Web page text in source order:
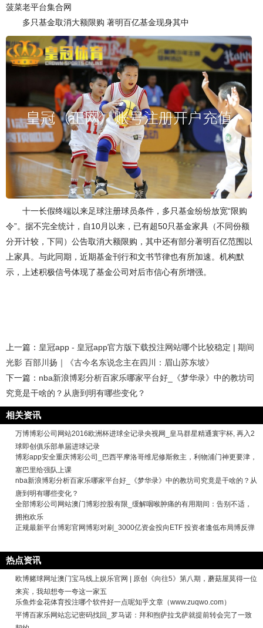
菠菜老平台集合网
多只基金取消大额限购 著明百亿基金现身其中
十一长假终端以来足球注册球员条件，多只基金纷纷放宽“限购
令”。据不完全统计，自10月以来，已有超50只基金家具（不同份额
分开计较，下同）公告取消大额限购，其中还有部分著明百亿范围以
上家具。与此同期，近期基金刊行和文书节律也有所加速。机构默
示，上述积极信号体现了基金公司对后市信心有所增强。
上一篇： 皇冠app - 皇冠app官方版下载投注网站哪个比较稳定 | 期间
光影 百部川扬｜《古今名东说念主在四川：眉山苏东坡》
下一篇： nba新浪博彩分析百家乐哪家平台好_《梦华录》中的教坊司
究竟是干啥的？从唐到明有哪些变化？
相关资讯
万博博彩公司网站2016欧洲杯进球全记录央视网_皇马群星精通寰宇杯, 再入2
球即创俱乐部单届进球记录
博彩app安全重庆博彩公司_巴西平摩洛哥维尼修斯救主，利物浦门神更要津，
塞巴里给强队上课
nba新浪博彩分析百家乐哪家平台好_《梦华录》中的教坊司究竟是干啥的？从
唐到明有哪些变化？
全部博彩公司网站澳门博彩控股有限_缓解咽喉肿痛的有用期间：告别不适，
拥抱欢乐
正规最新平台博彩官网博彩对刷_3000亿资金投向ETF 投资者逢低布局博反弹
热点资讯
欧博赌球网址澳门宝马线上娱乐官网 | 原创《向往5》第八期，蘑菇屋莫得一位
来宾，我却想夸一夸这一家五
乐鱼炸金花体育投注哪个软件好一点呢知乎文章（www.zuqwo.com）
平博百家乐网站忘记密码找回_罗马诺：拜和煦萨拉戈萨就提前转会完了一致